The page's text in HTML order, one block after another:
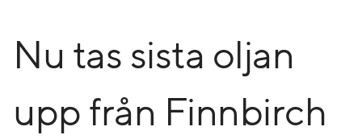
Nu tas sista oljan
upp från Finnbirch